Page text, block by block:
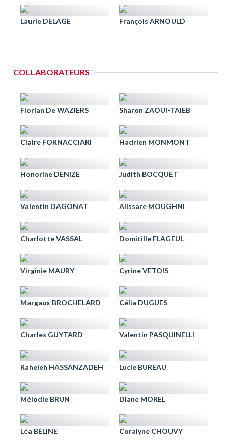
Laurie DELAGE François ARNOULD
COLLABORATEURS
Florian De WAZIERS Sharon ZAOUI-TAIEB
Claire FORNACCIARI Hadrien MONMONT
Honorine DENIZE Judith BOCQUET
Valentin DAGONAT Alissare MOUGHNI
Charlotte VASSAL Domitille FLAGEUL
Virginie MAURY Cyrine VETOIS
Margaux BROCHELARD Célia DUGUES
Charles GUYTARD Valentin PASQUINELLI
Raheleh HASSANZADEH Lucie BUREAU
Mélodie BRUN Diane MOREL
Léa BÉLINE Coralyne CHOUVY